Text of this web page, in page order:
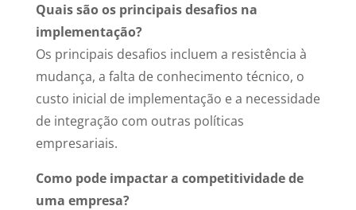
Quais são os principais desafios na
implementação?
Os principais desafios incluem a resistência à
mudança, a falta de conhecimento técnico, o
custo inicial de implementação e a necessidade
de integração com outras políticas
empresariais.
Como pode impactar a competitividade de
uma empresa?